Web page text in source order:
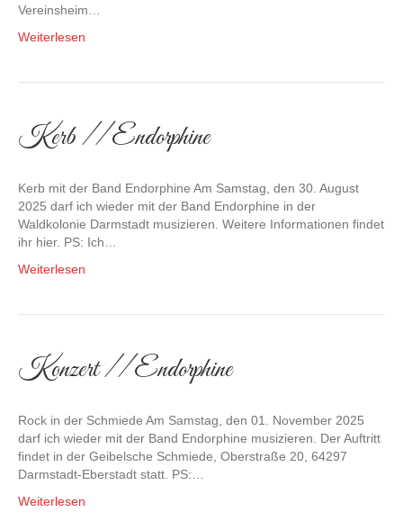
Vereinsheim…
Weiterlesen
Kerb // Endorphine
Kerb mit der Band Endorphine Am Samstag, den 30. August
2025 darf ich wieder mit der Band Endorphine in der
Waldkolonie Darmstadt musizieren. Weitere Informationen findet
ihr hier. PS: Ich…
Weiterlesen
Konzert // Endorphine
Rock in der Schmiede Am Samstag, den 01. November 2025
darf ich wieder mit der Band Endorphine musizieren. Der Auftritt
findet in der Geibelsche Schmiede, Oberstraße 20, 64297
Darmstadt-Eberstadt statt. PS:…
Weiterlesen